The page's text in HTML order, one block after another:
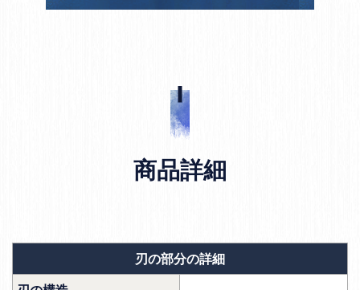
商品詳細
刃の部分の詳細